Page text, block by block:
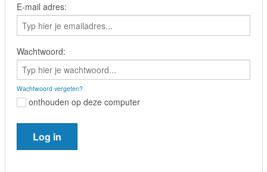
E-mail adres:
Wachtwoord:
Wachtwoord vergeten?
onthouden op deze computer